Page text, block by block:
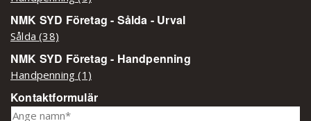
NMK SYD Företag - Sålda - Urval
Sålda (38)
NMK SYD Företag - Handpenning
Handpenning (1)
Kontaktformulär